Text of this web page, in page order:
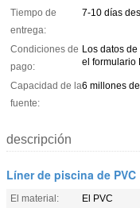
Tiempo de
entrega:
7-10 días
Condiciones de
pago:
Los datos
el formulario
Capacidad de la
fuente:
6 millones
descripción
Líner de piscina de PVC
El material:
El PVC